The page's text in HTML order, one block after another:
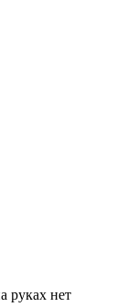
руках нет